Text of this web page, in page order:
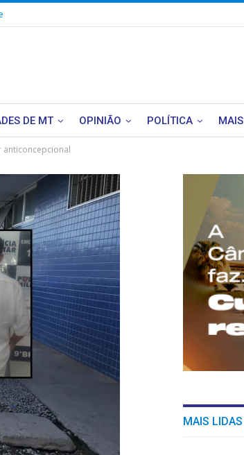
DE MT OPINIÃO POLÍTICA MAIS
anticoncepcional
MAIS LIDAS